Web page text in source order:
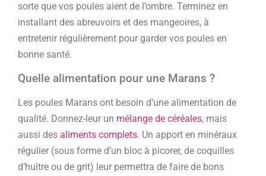
sorte que vos poules aient de l’ombre. Terminez en
installant des abreuvoirs et des mangeoires, à
entretenir régulièrement pour garder vos poules en
bonne santé.
Quelle alimentation pour une Marans ?
Les poules Marans ont besoin d’une alimentation de
qualité. Donnez-leur un mélange de céréales, mais
aussi des aliments complets. Un apport en minéraux
régulier (sous forme d’un bloc à picorer, de coquilles
d’huître ou de grit) leur permettra de faire de bons